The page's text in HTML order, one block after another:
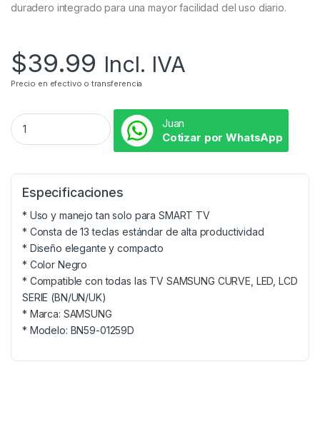
duradero integrado para una mayor facilidad del uso diario.
$39.99 Incl. IVA
Precio en efectivo o transferencia
Juan
Cotizar por WhatsApp
Especificaciones
* Uso y manejo tan solo para SMART TV
* Consta de 13 teclas estándar de alta productividad
* Diseño elegante y compacto
* Color Negro
* Compatible con todas las TV SAMSUNG CURVE, LED, LCD
SERIE (BN/UN/UK)
* Marca: SAMSUNG
* Modelo: BN59-01259D